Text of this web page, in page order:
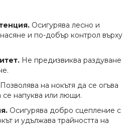
Осигурява лесно и
и по-добър контрол върху
Не предизвиква раздуване
Позволява на нокътя да се огъва
напуква или лющи.
Осигурява добро сцепление с
и удължава трайността на